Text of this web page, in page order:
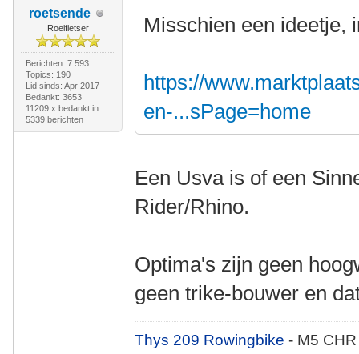
roetsende
Roeifietser
Berichten: 7.593
Topics: 190
Lid sinds: Apr 2017
Bedankt: 3653
11209 x bedankt in
5339 berichten
Misschien een ideetje,
https://
en-...sPage=home
Een Usva is of een
Rider/Rhino.
Optima's zijn geen
geen trike-bouwer en
Thys 209 Rowingbike- M5